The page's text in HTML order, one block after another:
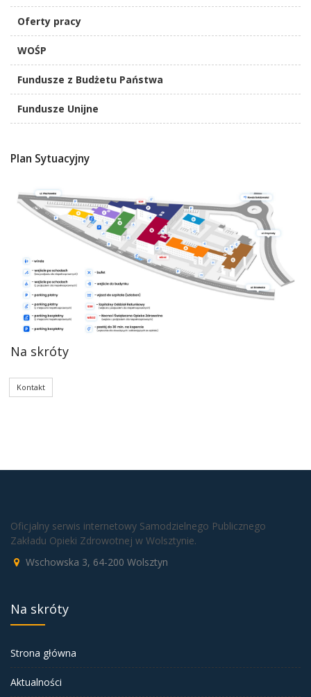
Oferty pracy
WOŚP
Fundusze z Budżetu Państwa
Fundusze Unijne
Plan Sytuacyjny
Na skróty
Kontakt
Oficjalny serwis internetowy Samodzielnego Publicznego
Zakładu Opieki Zdrowotnej w Wolsztynie.
Wschowska 3, 64-200 Wolsztyn
Na skróty
Strona główna
Aktualności